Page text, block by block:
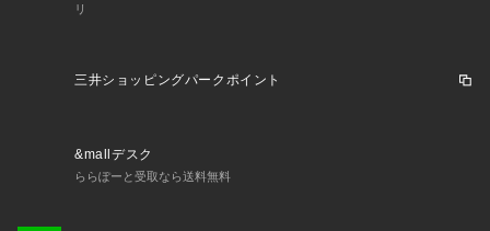
リ
三井ショッピングパークポイント
&mallデスク
ららぽーと受取なら送料無料